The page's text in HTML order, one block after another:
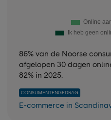
86% van de Noorse
afgelopen 30 dagen
82% in 2025.
CONSUMENTENGEDRAG
E-commerce in